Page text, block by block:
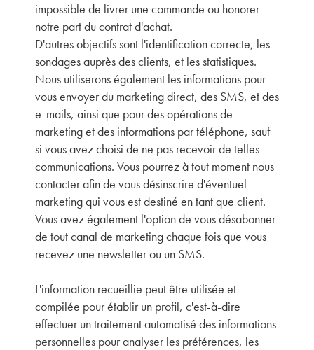
impossible de livrer une commande ou honorer
notre part du contrat d'achat.
D'autres objectifs sont l'identification correcte, les
sondages auprès des clients, et les statistiques.
Nous utiliserons également les informations pour
vous envoyer du marketing direct, des SMS, et des
e-mails, ainsi que pour des opérations de
marketing et des informations par téléphone, sauf
si vous avez choisi de ne pas recevoir de telles
communications. Vous pourrez à tout moment nous
contacter afin de vous désinscrire d'éventuel
marketing qui vous est destiné en tant que client.
Vous avez également l'option de vous désabonner
de tout canal de marketing chaque fois que vous
recevez une newsletter ou un SMS.
L'information recueillie peut être utilisée et
compilée pour établir un profil, c'est-à-dire
effectuer un traitement automatisé des informations
personnelles pour analyser les préférences, les